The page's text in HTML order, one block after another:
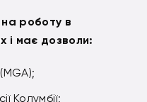
роботу в
і має дозволи:
(MGA);
Колумбії;